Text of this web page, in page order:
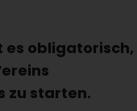
es obligatorisch,
zu starten.